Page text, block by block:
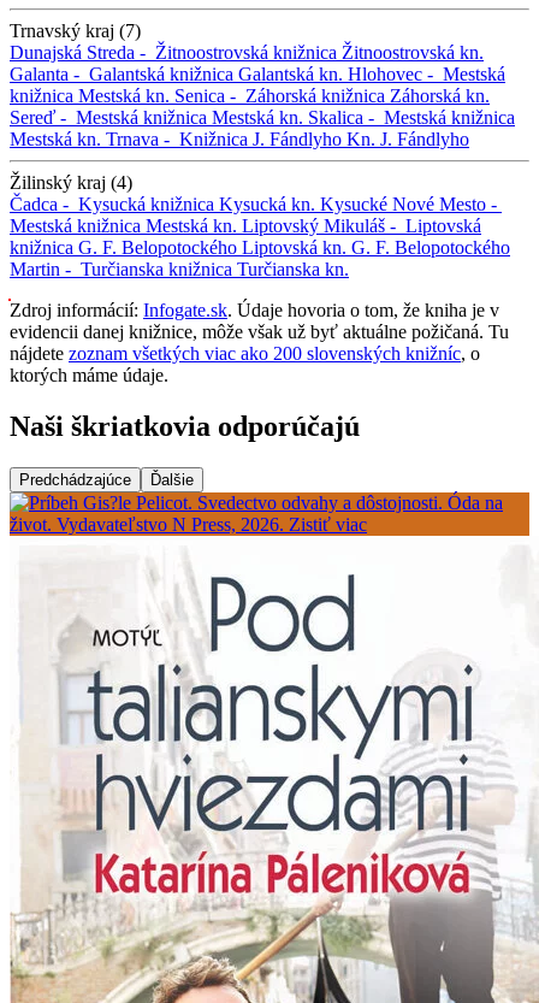
Trnavský kraj (7)
Dunajská Streda - Žitnoostrovská knižnica Žitnoostrovská kn.
Galanta - Galantská knižnica Galantská kn. Hlohovec - Mestská
knižnica Mestská kn. Senica - Záhorská knižnica Záhorská kn.
Sereď - Mestská knižnica Mestská kn. Skalica - Mestská knižnica
Mestská kn. Trnava - Knižnica J. Fándlyho Kn. J. Fándlyho
Žilinský kraj (4)
Čadca - Kysucká knižnica Kysucká kn. Kysucké Nové Mesto -
Mestská knižnica Mestská kn. Liptovský Mikuláš - Liptovská
knižnica G. F. Belopotockého Liptovská kn. G. F. Belopotockého
Martin - Turčianska knižnica Turčianska kn.
Zdroj informácií: Infogate.sk. Údaje hovoria o tom, že kniha je v
evidencii danej knižnice, môže však už byť aktuálne požičaná. Tu
nájdete zoznam všetkých viac ako 200 slovenských knižníc, o
ktorých máme údaje.
Naši škriatkovia odporúčajú
Predchádzajúce Ďalšie